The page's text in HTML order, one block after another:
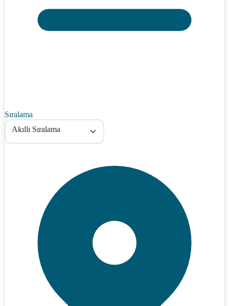
Sıralama
Akıllı Sıralama